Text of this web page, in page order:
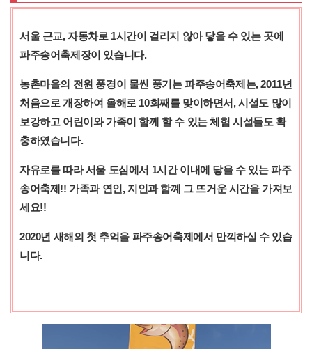
서울 근교, 자동차로 1시간이 걸리지 않아 닿을 수 있는 곳에
파주송어축제장이 있습니다.
농촌마을의 전원 풍경이 물씬 풍기는 파주송어축제는, 2011년
처음으로 개장하여 올해로 10회째를 맞이하면서, 시설도 많이
보강하고 어린이와 가족이 함께 할 수 있는 체험 시설들도 확
충하였습니다.
자유로를 따라 서울 도심에서 1시간 이내에 닿을 수 있는 파주
송어축제!! 가족과 연인, 지인과 함꼐 그 뜨거운 시간을 가져보
세요!!
2020년 새해의 첫 추억을 파주송어축제에서 만끽하실 수 있습
니다.